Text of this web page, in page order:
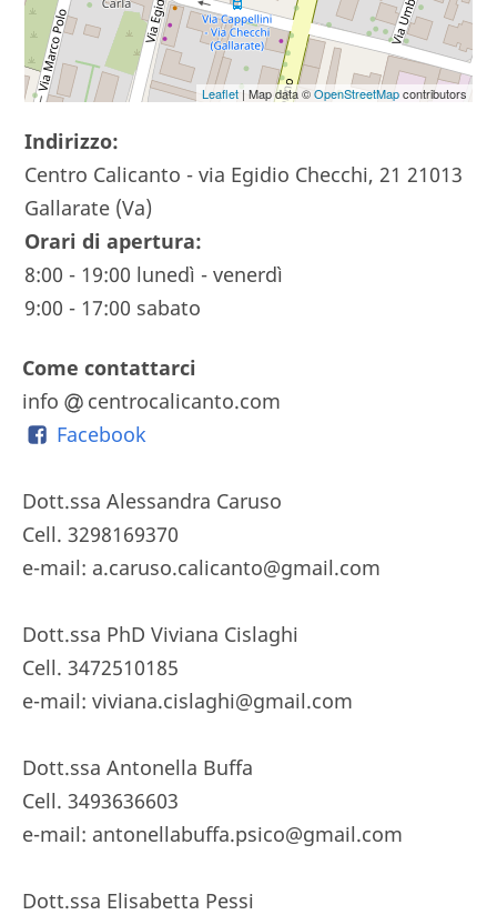
Leaflet| Map data ©OpenStreetMapcontributors
Indirizzo:
Centro Calicanto - via Egidio Checchi, 21 21013
Gallarate (Va)
Orari di apertura:
8:00 - 19:00 lunedì - venerdì
9:00 - 17:00 sabato
Come contattarci
info
centrocalicanto.com
Facebook
Dott.ssa Alessandra Caruso
Cell. 3298169370
e-mail: a.caruso.calicanto@gmail.com
Dott.ssa PhD Viviana Cislaghi
Cell. 3472510185
e-mail: viviana.cislaghi@gmail.com
Dott.ssa Antonella Buffa
Cell. 3493636603
e-mail: antonellabuffa.psico@gmail.com
Dott.ssa Elisabetta Pessi